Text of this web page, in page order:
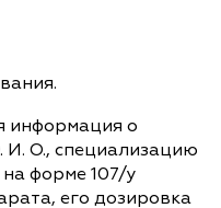
информация о
И. О., специализацию
форме 107/у
его дозировка